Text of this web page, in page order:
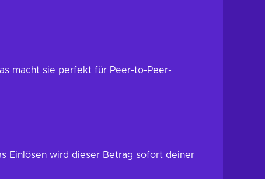
macht sie perfekt für Peer-to-Peer-
Einlösen wird dieser Betrag sofort deiner